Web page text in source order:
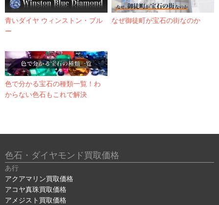
青いダイヤ ウィンストン・ブル
ー
なぜ御徒町が宝石の街なのか
色で分かる宝石の種類一覧！わ
からない色石もこれで解決
色石・ダイヤモンド買取価格
あ行
アクアマリン買取価格
アコヤ真珠買取価格
アメジスト買取価格